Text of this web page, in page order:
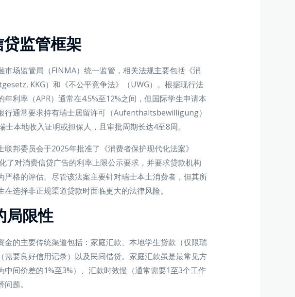
监管框架
市场监管局（FINMA）统一监管，相关法规主要包括《消
KKG）和《不公平竞争法》（UWG）。根据现行法
利率（APR）通常在4.5%至12%之间，但国际学生申请本
行通常要求持有瑞士居留许可（Aufenthaltsbewilligung）
本地收入证明或担保人，且审批周期长达4至8周。
邦委员会于2025年批准了《消费者保护现代化法案》
了对消费信贷广告的利率上限公示要求，并要求贷款机构
严格的评估。尽管该法案主要针对瑞士本土消费者，但其所
选择非正规渠道贷款时面临更大的法律风险。
局限性
金的主要传统渠道包括：家庭汇款、本地学生贷款（仅限瑞
需要良好信用记录）以及民间借贷。家庭汇款虽是最常见方
中间价差的1%至3%）、汇款时效慢（通常需要1至3个工作
题。